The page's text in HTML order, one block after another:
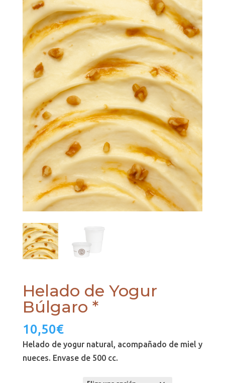
Helado de Yogur
Búlgaro *
10,50€
Helado de yogur natural, acompañado de miel y
nueces. Envase de 500 cc.